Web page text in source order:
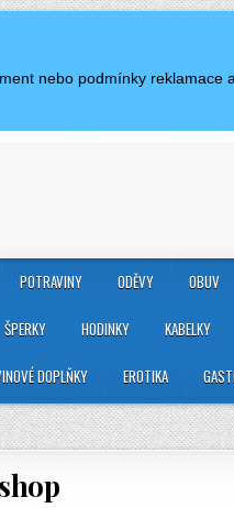
nebo podmínky
POTRAVINY ODĚVY OBUV
ŠPERKY HODINKY KABELKY
DOPLŇKY EROTIKA